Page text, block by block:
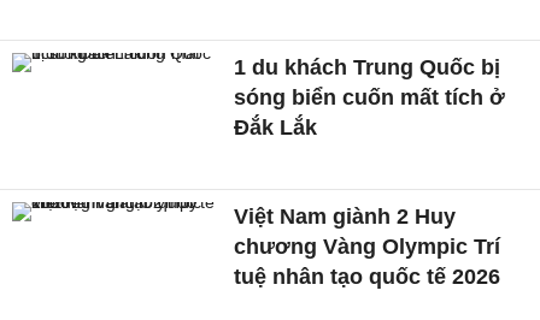
1 du khách Trung Quốc bị
sóng biển cuốn mất tích ở
Đắk Lắk
Việt Nam giành 2 Huy
chương Vàng Olympic Trí
tuệ nhân tạo quốc tế 2026